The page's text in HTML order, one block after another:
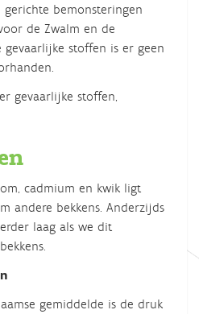
gerichte bemonsteringen
de Zwalm en de
gevaarlijke stoffen is er geen
gevaarlijke stoffen,
cadmium en kwik ligt
andere bekkens. Anderzijds
laag als we dit
gemiddelde is de druk